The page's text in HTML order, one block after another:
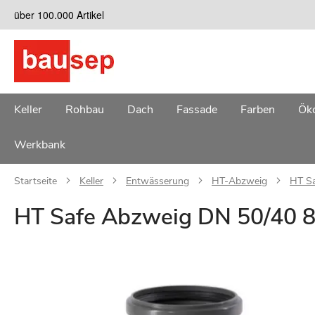
Zum
Inhalt
springen
über 100.000 Artikel
Keller Rohbau Dach Fassade Farben
Werkbank
Startseite Keller Entwässerung HT-Abzweig HT
HT Safe Abzweig DN 50/40